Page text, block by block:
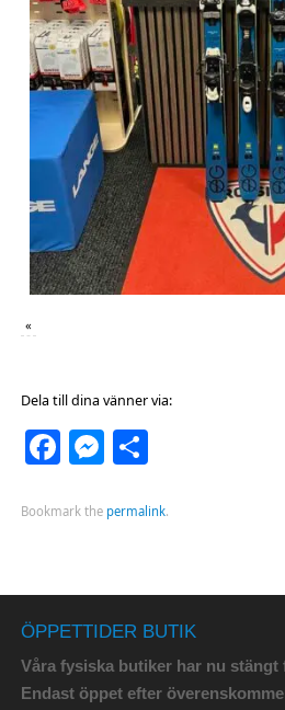
«
Dela till dina vänner via:
Facebook
Messenger
Dela
Bookmark the permalink.
ÖPPETTIDER BUTIK
Våra fysiska butiker har nu stängt
Endast öppet efter